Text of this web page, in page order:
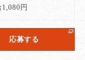
円
応募する